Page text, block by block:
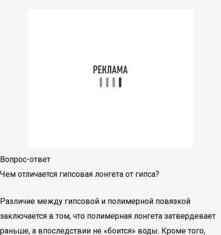
Вопрос-ответ
Чем отличается гипсовая лонгета от гипса?
Различие между гипсовой и полимерной повязкой
заключается в том, что полимерная лонгета затвердевает
раньше, а впоследствии не «боится» воды. Кроме того,